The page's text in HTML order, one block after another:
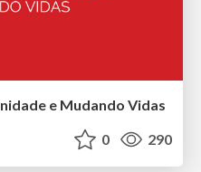
e Mudando Vidas
0 290